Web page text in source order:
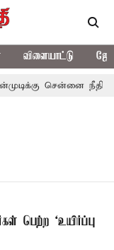
விளையாட்டு
சென்னை
பெற்ற ‘உயிர்ப்பு